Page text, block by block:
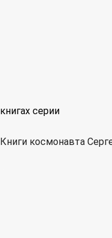
книгах серии
Книги космонавта